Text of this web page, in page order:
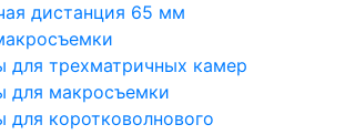
дистанция 65 мм
для трехматричных камер
для макросъемки
для коротковолнового